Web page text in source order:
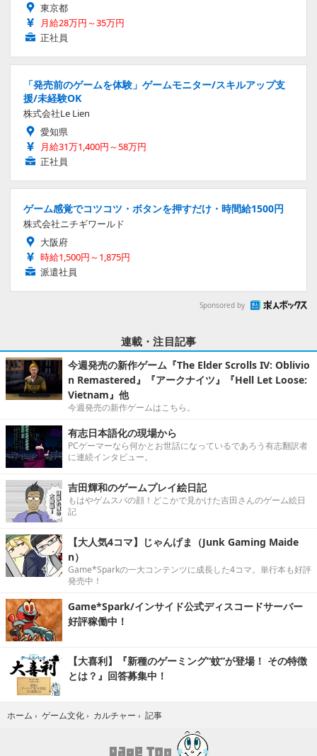
東京都
月給28万円～35万円
正社員
「発売前のゲームを体験」ゲームモニター/スキルアップ支
援/未経験OK
株式会社Le Lien
愛知県
月給31万1,400円～58万円
正社員
ゲーム感覚でコツコツ・ボタンを押すだけ・時間給1500円
株式会社ニチギワールド
大阪府
時給1,500円～1,875円
派遣社員
Sponsored by
連載・注目記事
今週発売の新作ゲーム『The Elder Scrolls IV: Oblivio
n Remastered』『アークナイツ』『Hell Let Loose:
Vietnam』他
今週発売の新作ゲームはこちら。
有志日本語化の現場から
PCゲーマーなら何かとお世話になっているであろう有志翻訳者
に連続インタビュー。
吉田輝和のゲームプレイ絵日記
もはやゲムスパの顔！どこかで見かけた吉田さんのゲーム絵日
記
【大人気4コマ】じゃんげま（Junk Gaming Maide
n）
Game*Sparkの一大コンテンツに成長した4コマ。単行本も好評
発売中！
Game*Spark/インサイド公式ディスコードサーバー
好評稼働中！
【大喜利】『新種のゲーミング“蚊”が登場！ その特徴
とは？』回答募集中！
ホーム › ゲーム文化 › カルチャー › 記事